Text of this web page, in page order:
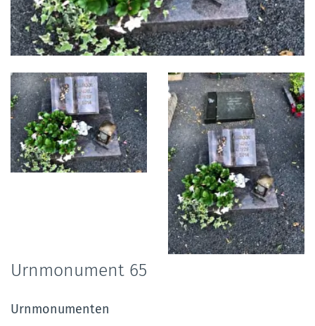
Foto
album
overslaan
Urnmonument 65
Urnmonumenten